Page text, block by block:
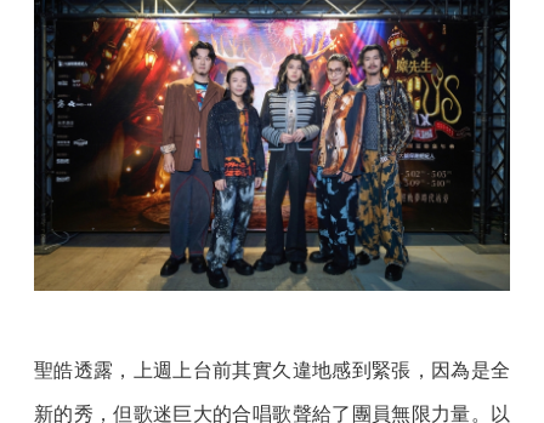
聖皓透露，上週上台前其實久違地感到緊張，因為是全
新的秀，但歌迷巨大的合唱歌聲給了團員無限力量。以